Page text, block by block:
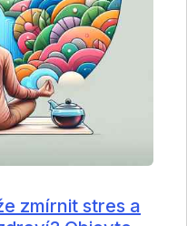
zmírnit stres a